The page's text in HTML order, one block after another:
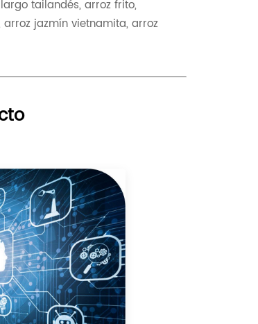
tailandés, arroz frito,
jazmín vietnamita, arroz